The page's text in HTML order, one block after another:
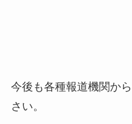
今後も各種報道機関か
さい。